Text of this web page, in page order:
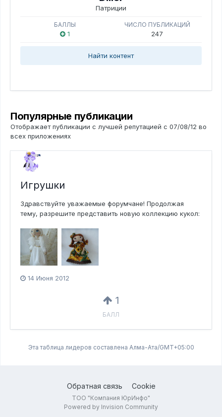
Патриции
БАЛЛЫ
1
ЧИСЛО ПУБЛИКАЦИЙ
247
Найти контент
Популярные публикации
Отображает публикации с лучшей репутацией с 07/08/12 во
всех приложениях
Игрушки
Здравствуйте уважаемые форумчане! Продолжая
тему, разрешите представить новую коллекцию кукол:
14 Июня 2012
1
БАЛЛ
Эта таблица лидеров составлена Алма-Ата/GMT+05:00
Обратная связь Cookie
ТОО "Компания ЮрИнфо"
Powered by Invision Community